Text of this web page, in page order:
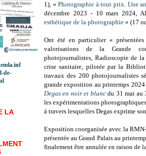
1), «Photographie à tout prix. Une
décembre 2023 - 10 mars 2024,
esthétique de la photographie » (17
Ont été en particulier «
valorisations de la Grande
photojournalistes, Radioscopie de
crise sanitaire, pilotée par la
travaux des 200 photojournalistes
grande exposition au printemps
Degas en noir et blancdu 31 mai au
les expérimentations
à travers lesquelles Degas exprime
Exposition coorganisée avec la
présentée au Grand Palais au
finalement être annulée en raison de
de-
LA